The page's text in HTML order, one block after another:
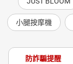
小腿按摩機
防詐騙提醒